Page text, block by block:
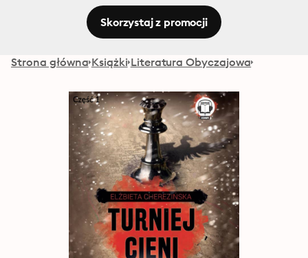
Skorzystaj z promocji
Strona główna Książki Literatura Obyczajowa